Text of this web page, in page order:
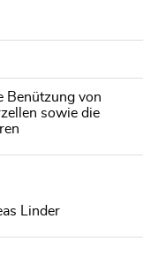
Benützung von
sowie die
Linder